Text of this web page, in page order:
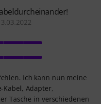
Ich kann nun meine
Kabel, Adapter,
Tasche in verschiedenen